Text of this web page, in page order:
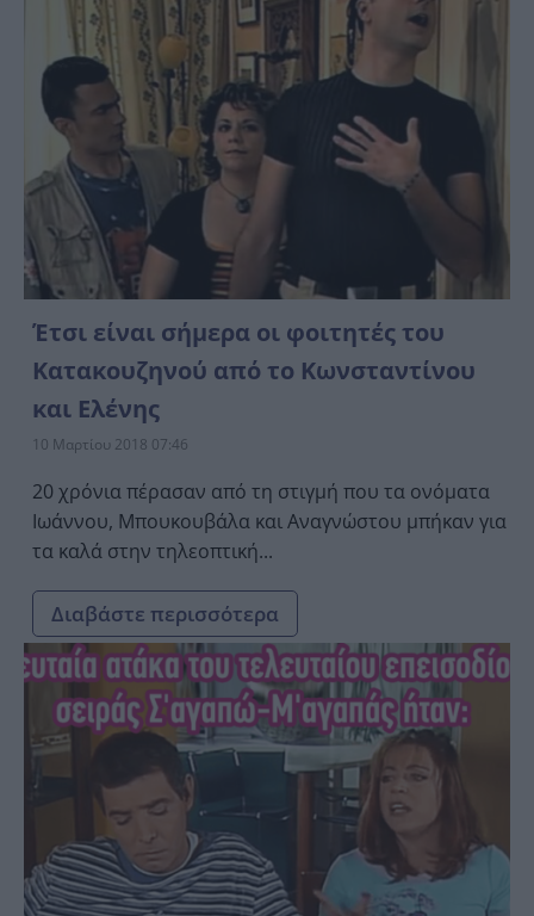
Έτσι είναι σήμερα οι φοιτητές του
Κατακουζηνού από το Κωνσταντίνου
και Ελένης
10 Μαρτίου 2018 07:46
20 χρόνια πέρασαν από τη στιγμή που τα ονόματα
Ιωάννου, Μπουκουβάλα και Αναγνώστου μπήκαν για
τα καλά στην τηλεοπτική...
Διαβάστε περισσότερα